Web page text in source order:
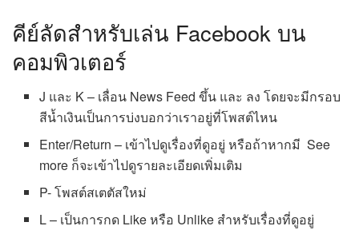
คีย์ลัดสำหรับเล่น Facebook บน
คอมพิวเตอร์
J และ K – เลื่อน News Feed ขึ้น และ ลง โดยจะมีกรอบ
สีน้ำเงินเป็นการบ่งบอกว่าเราอยู่ที่โพสต์ไหน
Enter/Return – เข้าไปดูเรื่องที่ดูอยู่ หรือถ้าหากมี See
more ก็จะเข้าไปดูรายละเอียดเพิ่มเติม
P- โพสต์สเตตัสใหม่
L – เป็นการกด Like หรือ Unlike สำหรับเรื่องที่ดูอยู่